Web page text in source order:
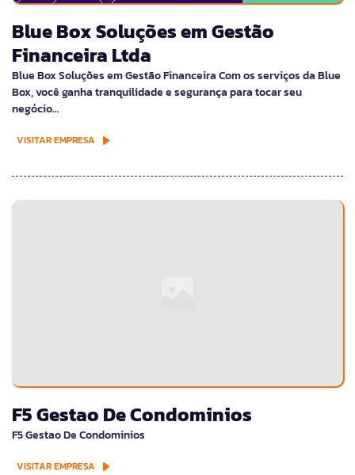
Blue Box Soluções em Gestão
Financeira Ltda
Blue Box Soluções em Gestão Financeira Com os serviços da Blue
Box, você ganha tranquilidade e segurança para tocar seu
negócio…
VISITAR EMPRESA
F5 Gestao De Condominios
F5 Gestao De Condominios
VISITAR EMPRESA